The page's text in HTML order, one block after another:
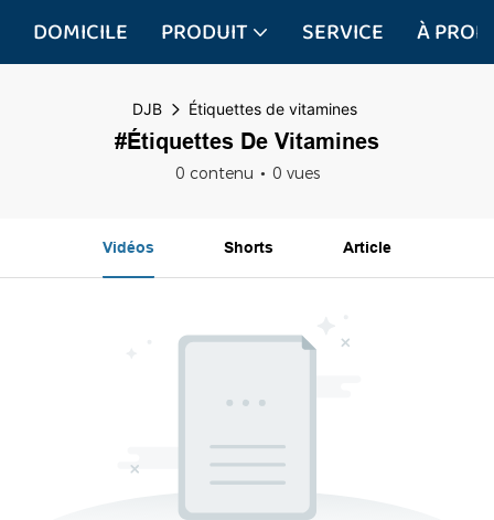
DOMICILE PRODUIT SERVICE À
DJB Étiquettes de vitamines
#Étiquettes De Vitamines
0 contenu 0 vues
Vidéos Shorts Article